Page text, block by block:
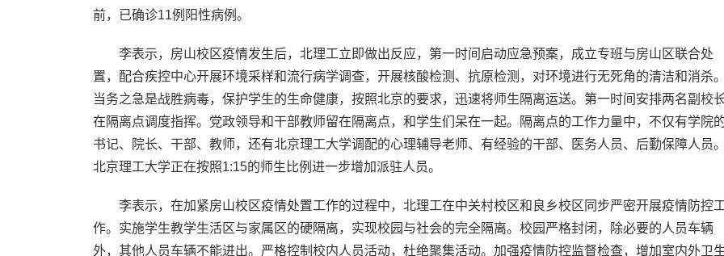
前，已确诊11例阳性病例。
李表示，房山校区疫情发生后，北理工立即做出反应，第一时间启动应急预案，成立专班与房山区联合处
置，配合疾控中心开展环境采样和流行病学调查，开展核酸检测、抗原检测，对环境进行无死角的清洁和消杀。
当务之急是战胜病毒，保护学生的生命健康，按照北京的要求，迅速将师生隔离运送。第一时间安排两名副校
在隔离点调度指挥。党政领导和干部教师留在隔离点，和学生们呆在一起。隔离点的工作力量中，不仅有学院
书记、院长、干部、教师，还有北京理工大学调配的心理辅导老师、有经验的干部、医务人员、后勤保障人员。
北京理工大学正在按照1:15的师生比例进一步增加派驻人员。
李表示，在加紧房山校区疫情处置工作的过程中，北理工在中关村校区和良乡校区同步严密开展疫情防控
作。实施学生教学生活区与家属区的硬隔离，实现校园与社会的完全隔离。校园严格封闭，除必要的人员车辆
外，其他人员车辆不能进出。严格控制校内人员活动，杜绝聚集活动。加强疫情防控监督检查，增加室内外卫